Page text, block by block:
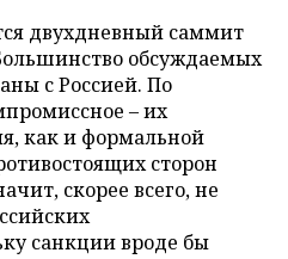
двухдневный саммит
обсуждаемых
с Россией. По
– их
как и формальной
сторон
скорее всего, не
санкции вроде бы